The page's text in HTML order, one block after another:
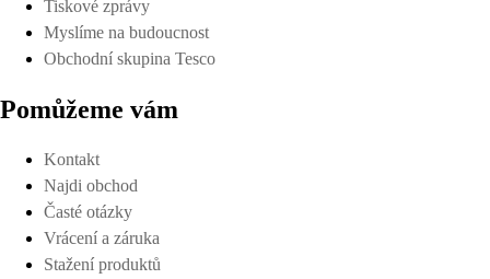
Tiskové zprávy
Myslíme na budoucnost
Obchodní skupina Tesco
Pomůžeme vám
Kontakt
Najdi obchod
Časté otázky
Vrácení a záruka
Stažení produktů